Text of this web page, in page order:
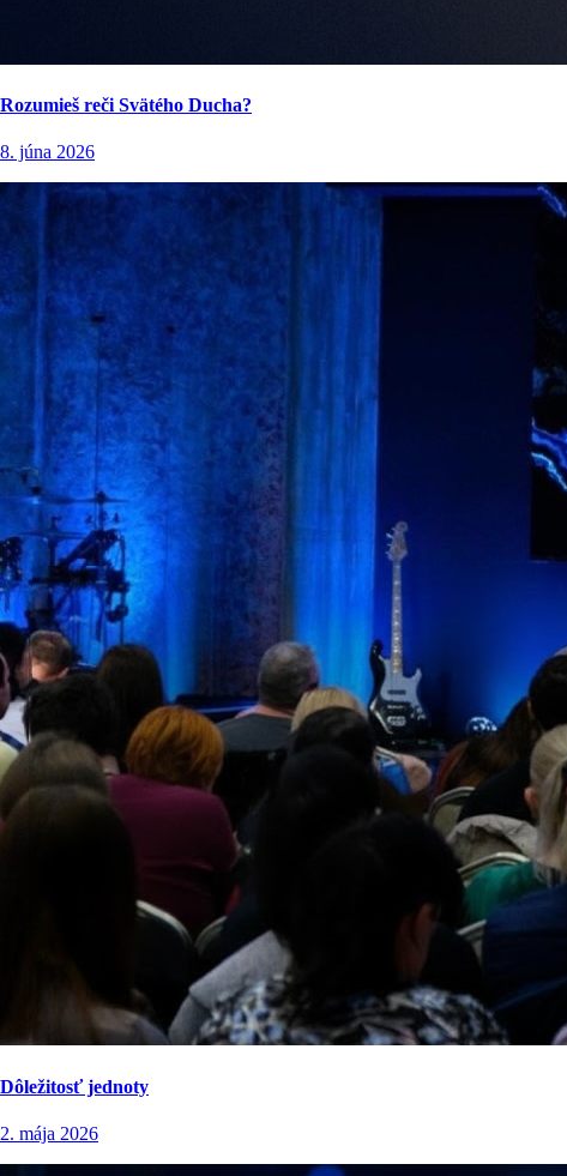
Rozumieš reči Svätého Ducha?
8. júna 2026
Dôležitosť jednoty
2. mája 2026